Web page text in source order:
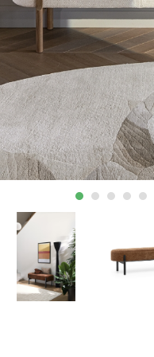
31/08
ΒΕΡΑΝΤΑ
CALLIGARIS
ΕΚΠΤΩΣΕΙΣ ΜΕΧΡΙ
31/08